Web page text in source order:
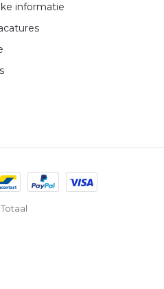
informatie